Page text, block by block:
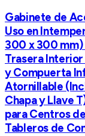
Gabinete de
Uso en
300 x 300 mm)
Trasera
y Compuerta
Atornillable
Chapa y Llave
para Centros
Tableros de